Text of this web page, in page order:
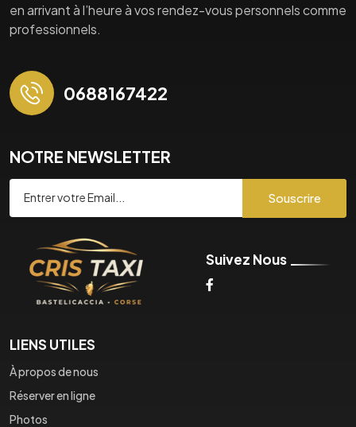
en arrivant à l’heure à vos rendez-vous personnels comme
professionnels.
0688167422
NOTRE NEWSLETTER
Souscrire
Suivez Nous
LIENS UTILES
À propos de nous
Réserver en ligne
Photos